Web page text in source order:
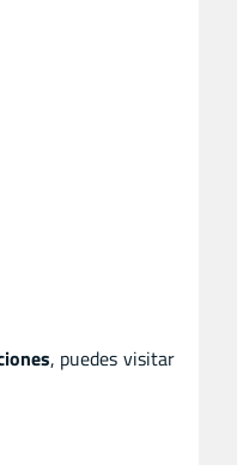
, puedes visitar